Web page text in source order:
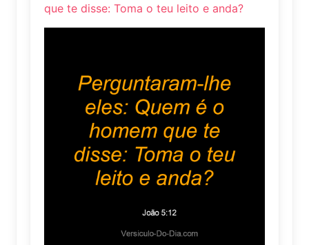
que te disse: Toma o teu leito e anda?